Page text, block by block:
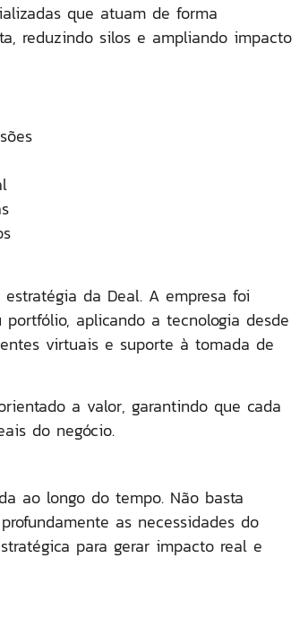
que atuam de forma
, reduzindo silos e ampliando impacto
da Deal. A empresa foi
aplicando a tecnologia desde
virtuais e suporte à tomada de
a valor, garantindo que cada
do negócio.
ao longo do tempo. Não basta
as necessidades do
para gerar impacto real e